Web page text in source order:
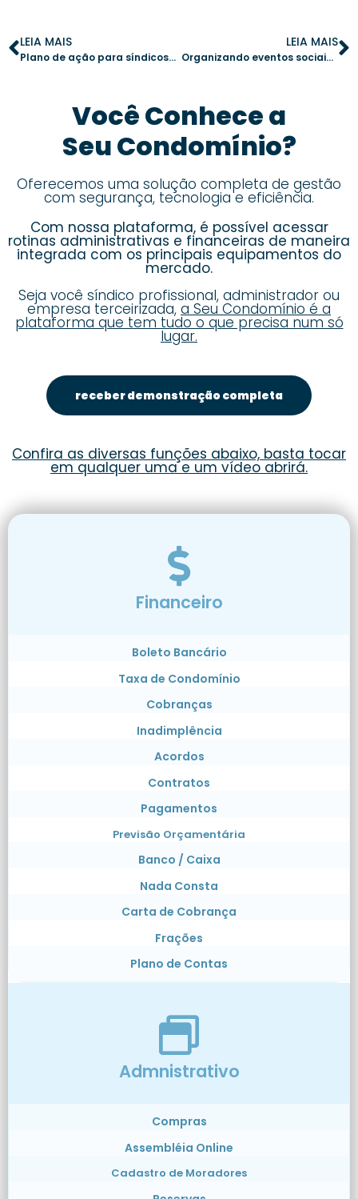
LEIA MAIS
Plano de ação para síndicos: como um app para condomínio pode ajudar
LEIA MAIS
Organizando eventos sociais no condomínio com a ajuda de um app
Você Conhece a
Seu Condomínio?
Oferecemos uma solução completa de gestão
com segurança, tecnologia e eficiência.
Com nossa plataforma, é possível acessar
rotinas administrativas e financeiras de maneira
integrada com os principais equipamentos do
mercado.
Seja você síndico profissional, administrador ou
empresa terceirizada, a Seu Condomínio é a
plataforma que tem tudo o que precisa num só
lugar.
receber demonstração completa
Confira as diversas funções abaixo, basta tocar
em qualquer uma e um vídeo abrirá.
Financeiro
Boleto Bancário
Taxa de Condomínio
Cobranças
Inadimplência
Acordos
Contratos
Pagamentos
Previsão Orçamentária
Banco / Caixa
Nada Consta
Carta de Cobrança
Frações
Plano de Contas
Admnistrativo
Compras
Assembléia Online
Cadastro de Moradores